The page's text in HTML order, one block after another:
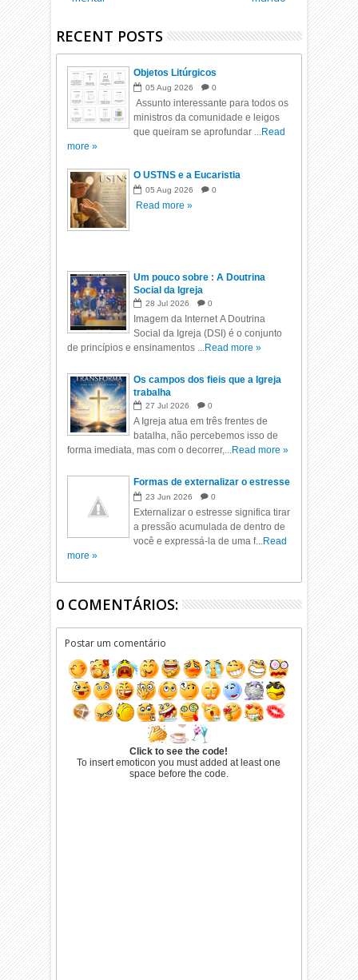
RECENT POSTS
Objetos Litúrgicos
05 Aug 2026 0
Assunto interessante para todos os
ministros da comunidade e leigos
que queiram se aprofundar ...Read
more »
O USTNS e a Eucaristia
05 Aug 2026 0
Read more »
Um pouco sobre : A Doutrina
Social da Igreja
28 Jul 2026 0
Imagem da Internet A Doutrina
Social da Igreja (DSI) é o conjunto
de princípios e ensinamentos ...Read more »
Os campos dos fieis que a Igreja
trabalha
27 Jul 2026 0
A Igreja atua em três frentes de
batalha, não percebemos isso de
forma imediata, mas com o decorrer,...Read more »
Formas de externalizar o estresse
23 Jun 2026 0
Externalizar o estresse significa tirar
a pressão acumulada de dentro de
você e expressá-la de uma f...Read
more »
0 COMENTÁRIOS:
Postar um comentário
Click to see the code!
To insert emoticon you must added at least one
space before the code.